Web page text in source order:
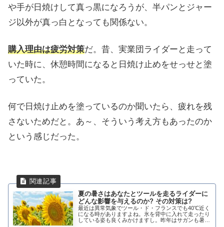
や手が日焼けして真っ黒になろうが、半パンとジャー
ジ以外が真っ白となっても関係ない。
購入理由は疲労対策だ。昔、実業団ライダーと走って
いた時に、休憩時間になると日焼け止めをせっせと塗
っていた。
何で日焼け止めを塗っているのか聞いたら、疲れを残
さないためだと。あ～、そういう考え方もあったのか
という感じだった。
夏の暑さはあなたとツールを走るライダーに
どんな影響を与えるのか? その対策は?
最近は異常気象でツール・ド・フランスでも40℃近く
になる時がありますよね。氷を背中に入れて走ったり
している姿も良くみかけますし。昨年はサガンも暑い